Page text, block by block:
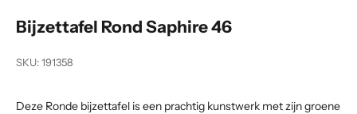
Bijzettafel Rond Saphire 46
SKU: 191358
Deze Ronde bijzettafel is een prachtig kunstwerk met zijn groene